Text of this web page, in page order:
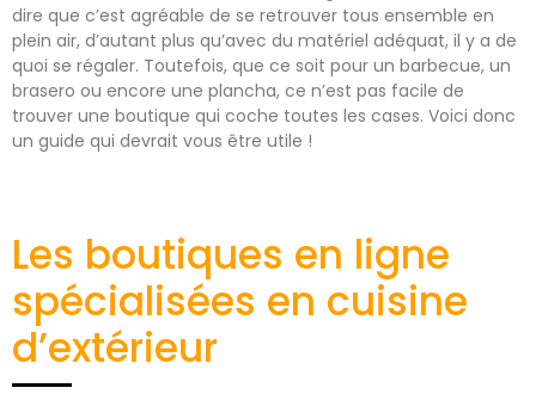
dire que c’est agréable de se retrouver tous ensemble en
plein air, d’autant plus qu’avec du matériel adéquat, il y a de
quoi se régaler. Toutefois, que ce soit pour un barbecue, un
brasero ou encore une plancha, ce n’est pas facile de
trouver une boutique qui coche toutes les cases. Voici donc
un guide qui devrait vous être utile !
Les boutiques en ligne
spécialisées en cuisine
d’extérieur